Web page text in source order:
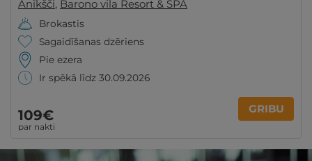
Anīkšči, Barono vila Resort & SPA
Brokastis
Sagaidīšanas dzēriens
Pie ezera
Ir spēkā līdz 30.09.2026
109€
par nakti
GRIBU